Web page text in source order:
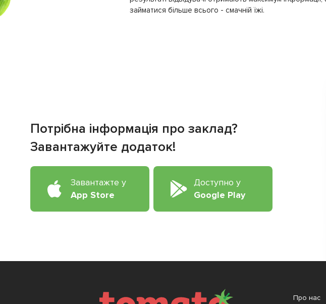
займатися більше всього - смачній їжі.
Потрібна інформація про заклад?
Завантажуйте додаток!
Завантажте у
App Store
Доступно у
Google Play
Про нас